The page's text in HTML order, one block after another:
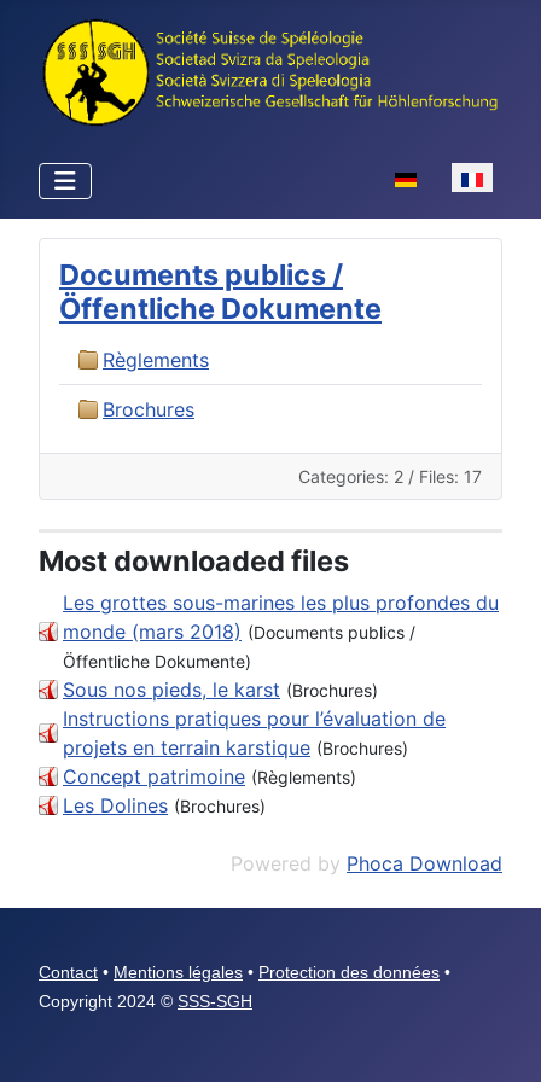
Sélectionnez
Documents publics /
Öffentliche Dokumente
Règlements
Brochures
Categories: 2 / Files: 17
Most downloaded files
Les grottes sous-marines les plus profondes du
monde (mars 2018) (Documents publics /
Öffentliche Dokumente)
Sous nos pieds, le karst (Brochures)
Instructions pratiques pour l’évaluation de
projets en terrain karstique (Brochures)
Concept patrimoine (Règlements)
Les Dolines (Brochures)
Powered by Phoca Download
Contact • Mentions légales • Protection des données •
Copyright 2024 © SSS-SGH